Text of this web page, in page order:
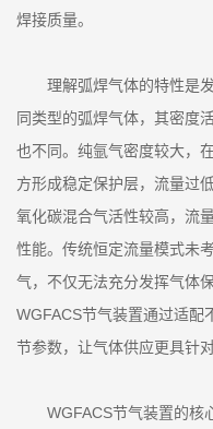
焊接质量。
理解弧焊气体的特性是
同类型的弧焊气体，其密度
也不同。纯氩气密度较大，
方形成稳定保护层，流量过
氧化碳混合气活性较高，流
性能。传统恒定流量模式未
气，不仅无法充分发挥气体
WGFACS节气装置通过适配
节参数，让气体供应更具针对
WGFACS节气装置的核